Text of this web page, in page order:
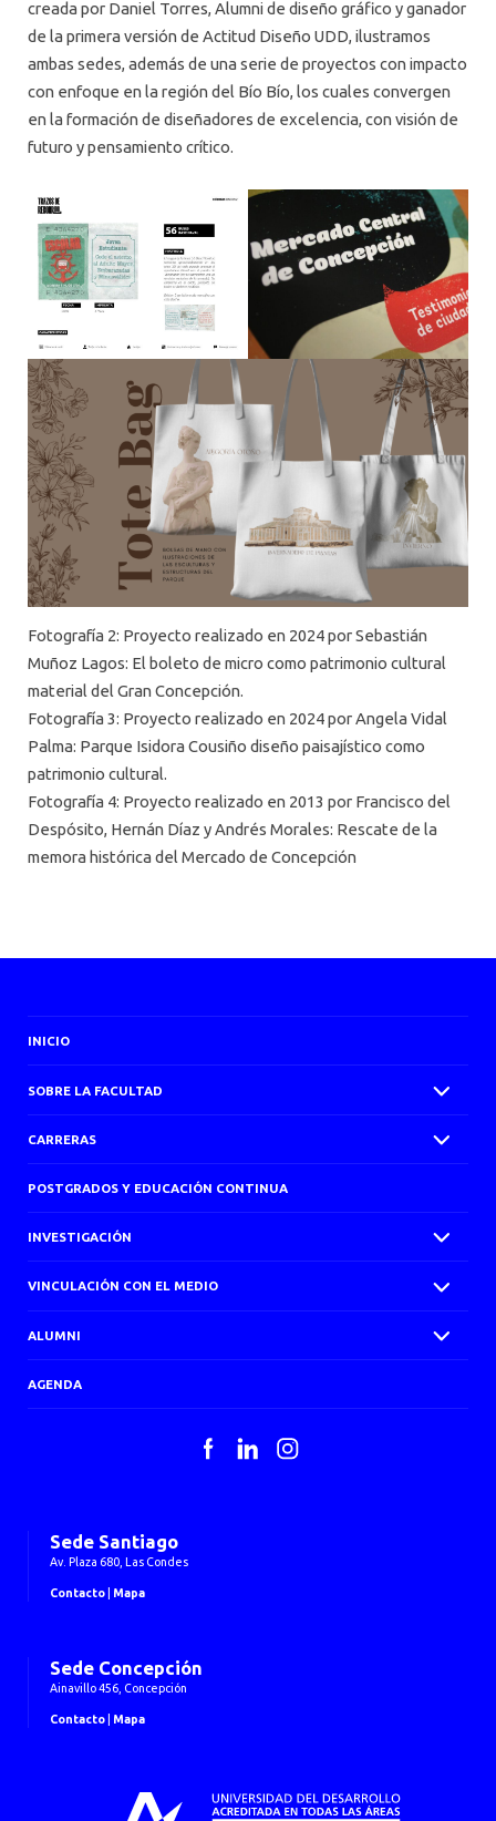
creada por Daniel Torres, Alumni de diseño gráfico y ganador
de la primera versión de Actitud Diseño UDD, ilustramos
ambas sedes, además de una serie de proyectos con impacto
con enfoque en la región del Bío Bío, los cuales convergen
en la formación de diseñadores de excelencia, con visión de
futuro y pensamiento crítico.
Fotografía 2: Proyecto realizado en 2024 por Sebastián
Muñoz Lagos: El boleto de micro como patrimonio cultural
material del Gran Concepción.
Fotografía 3: Proyecto realizado en 2024 por Angela Vidal
Palma: Parque Isidora Cousiño diseño paisajístico como
patrimonio cultural.
Fotografía 4: Proyecto realizado en 2013 por Francisco del
Despósito, Hernán Díaz y Andrés Morales: Rescate de la
memora histórica del Mercado de Concepción
INICIO
SOBRE LA FACULTAD
CARRERAS
POSTGRADOS Y EDUCACIÓN CONTINUA
INVESTIGACIÓN
VINCULACIÓN CON EL MEDIO
ALUMNI
AGENDA
FacebookLinkedInInstagram
Sede Santiago
Av. Plaza 680, Las Condes
Contacto Mapa
Sede Concepción
Ainavillo 456, Concepción
Contacto Mapa